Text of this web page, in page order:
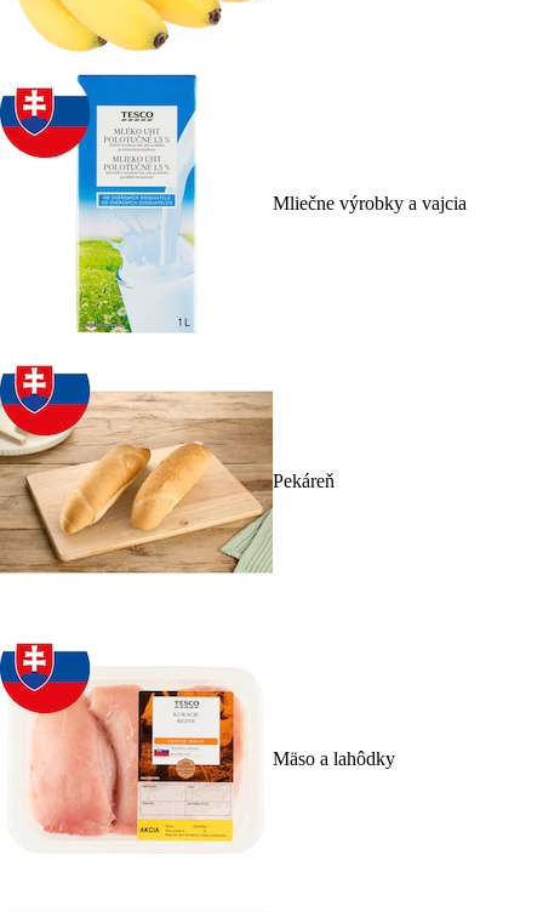
Mliečne výrobky a vajcia
Pekáreň
Mäso a lahôdky